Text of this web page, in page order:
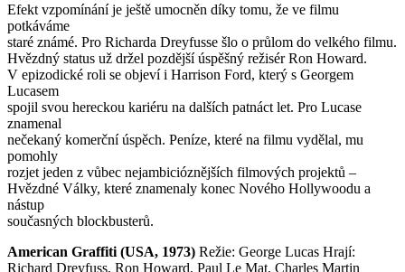
Efekt vzpomínání je ještě umocněn díky tomu, že ve filmu
potkáváme
staré známé. Pro Richarda Dreyfusse šlo o průlom do velkého filmu.
Hvězdný status už držel pozdější úspěšný režisér Ron Howard.
V epizodické roli se objeví i Harrison Ford, který s Georgem
Lucasem
spojil svou hereckou kariéru na dalších patnáct let. Pro Lucase
znamenal
nečekaný komerční úspěch. Peníze, které na filmu vydělal, mu
pomohly
rozjet jeden z vůbec nejambicióznějších filmových projektů –
Hvězdné Války, které znamenaly konec Nového Hollywoodu a
nástup
současných blockbusterů.
American Graffiti (USA, 1973) Režie: George Lucas Hrají:
Richard Dreyfuss, Ron Howard, Paul Le Mat, Charles Martin